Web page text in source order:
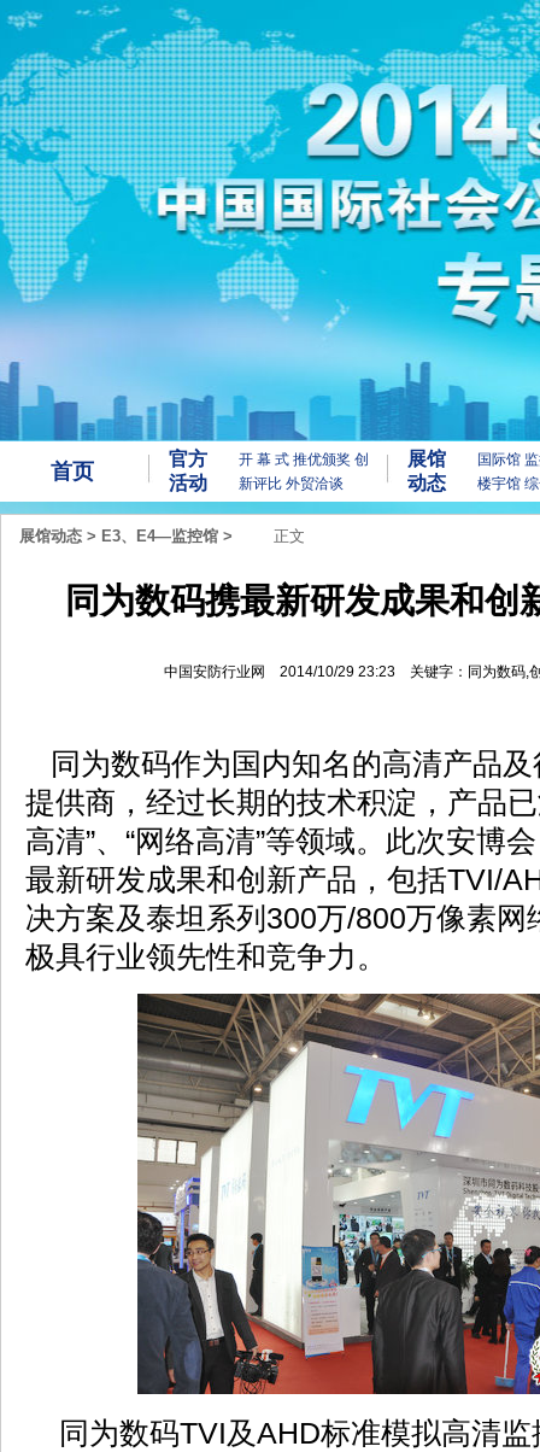
首页
官方
活动
开 幕 式 推优颁奖 创
新评比 外贸洽谈
展馆
动态
国际馆
楼宇馆
展馆动态 > E3、E4—监控馆 > 正文
同为数码携最新研发成果和创
中国安防行业网 2014/10/29 23:23 关键字：同为数码,
同为数码作为国内知名的高清产品
提供商，经过长期的技术积淀，产品已
高清”、“网络高清”等领域。此次安博
最新研发成果和创新产品，包括TVI/
决方案及泰坦系列300万/800万像素网
极具行业领先性和竞争力。
同为数码TVI及AHD标准模拟高清监